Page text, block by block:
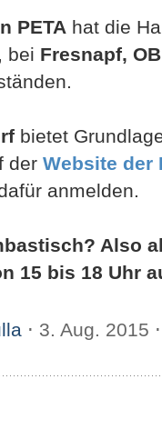
PETA hat die
bei Fresnapf,
bietet
der Website der
anmelden.
Also
15 bis 18 Uhr
⋅ 3. Aug. 2015 ⋅